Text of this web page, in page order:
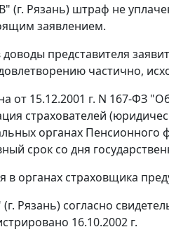
Рязань) штраф не
заявлением.
представителя
частично,
от 15.12.2001 г. N 167-ФЗ
страхователей
органах Пенсионного
срок со дня
в органах страховщика
согласно
16.10.2002 г.